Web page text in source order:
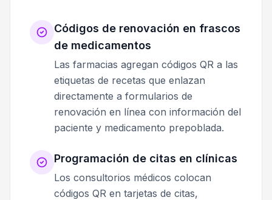
Códigos de renovación en frascos
de medicamentos
Las farmacias agregan códigos QR a las
etiquetas de recetas que enlazan
directamente a formularios de
renovación en línea con información del
paciente y medicamento prepoblada.
Programación de citas en clínicas
Los consultorios médicos colocan
códigos QR en tarjetas de citas,